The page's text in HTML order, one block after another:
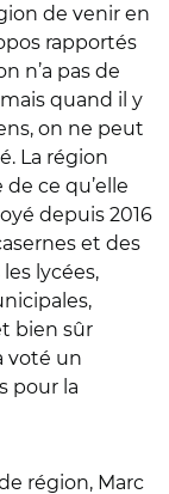
de venir en
rapportés
n’a pas de
quand il y
on ne peut
La région
ce qu’elle
depuis 2016
et des
lycées,
bien sûr
voté un
pour la
région, Marc